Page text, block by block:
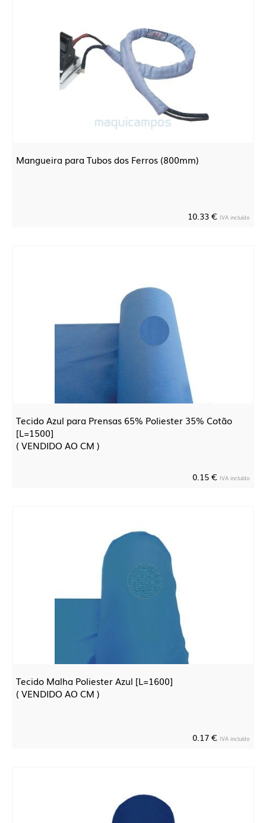
Mangueira para Tubos dos Ferros (800mm)
10.33 € IVA incluído
Tecido Azul para Prensas 65% Poliester 35% Cotão
[L=1500]
( VENDIDO AO CM )
0.15 € IVA incluído
Tecido Malha Poliester Azul [L=1600]
( VENDIDO AO CM )
0.17 € IVA incluído